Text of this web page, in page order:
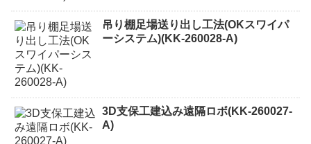
吊り棚足場送り出し工法(OKスワイパ
ーシステム)(KK-260028-A)
3D支保工建込み遠隔ロボ(KK-260027-
A)